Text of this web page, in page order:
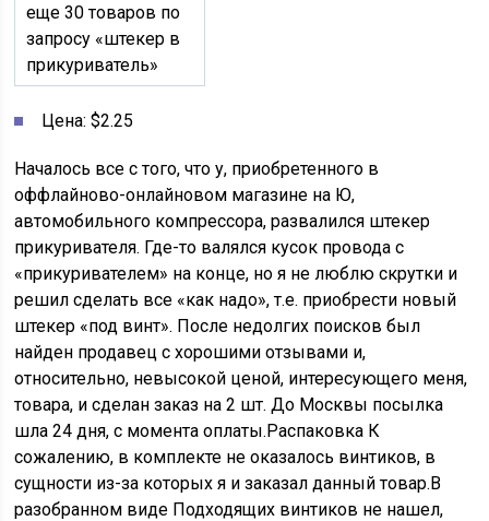
еще 30 товаров по
запросу «штекер в
прикуриватель»
Цена: $2.25
Началось все с того, что у, приобретенного в
оффлайново-онлайновом магазине на Ю,
автомобильного компрессора, развалился штекер
прикуривателя. Где-то валялся кусок провода с
«прикуривателем» на конце, но я не люблю скрутки и
решил сделать все «как надо», т.е. приобрести новый
штекер «под винт». После недолгих поисков был
найден продавец с хорошими отзывами и,
относительно, невысокой ценой, интересующего меня,
товара, и сделан заказ на 2 шт. До Москвы посылка
шла 24 дня, с момента оплаты.Распаковка К
сожалению, в комплекте не оказалось винтиков, в
сущности из-за которых я и заказал данный товар.В
разобранном виде Подходящих винтиков не нашел,